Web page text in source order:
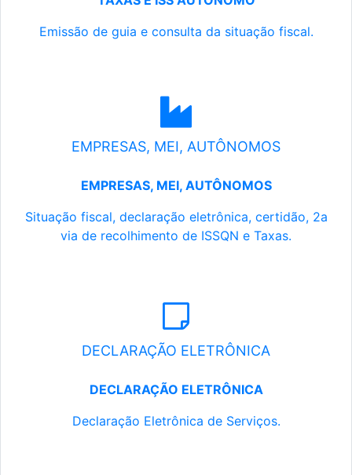
Emissão de guia e consulta da situação fiscal.
EMPRESAS, MEI, AUTÔNOMOS
EMPRESAS, MEI, AUTÔNOMOS
Situação fiscal, declaração eletrônica, certidão, 2a
via de recolhimento de ISSQN e Taxas.
DECLARAÇÃO ELETRÔNICA
DECLARAÇÃO ELETRÔNICA
Declaração Eletrônica de Serviços.